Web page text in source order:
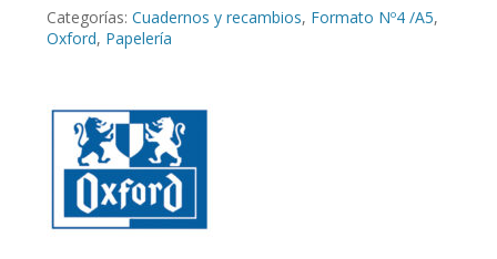
Categorías: Cuadernos y recambios, Formato Nº4 /A5,
Oxford, Papelería